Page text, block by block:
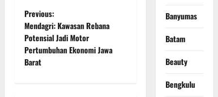
P
o
s
Previous:
Mendagri: Kawasan Rebana
Potensial Jadi Motor
Pertumbuhan Ekonomi Jawa
Barat
Banyumas
Batam
Beauty
Bengkulu